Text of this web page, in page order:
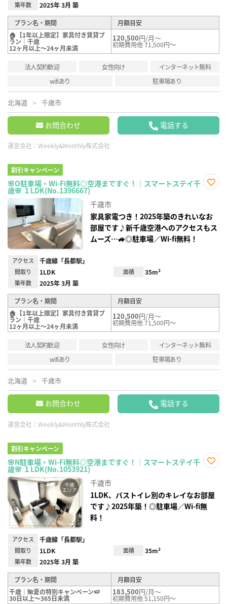
築年数 2025年 3月 築
プラン名・期間
月額目安
🏠【1年以上限定】家具付き賃貸プ
ラン｜千歳
12ヶ月以上～24ヶ月未満
120,500円/月～
初期費用他 71,500円～
法人契約歓迎 女性向け
インターネット無料
wifiあり
駐車場あり
北海道 千歳市
お問合わせ 電話する
運営会社： Weekly&Monthly株式会社
割引キャンペーン
🌸O駐車場・Wi-Fi無料◎空港まですぐ！｜スマートステイ千
歳🌸 １LDK(No.1396667)
録
千歳市
家具家電つき！2025年築のきれいなお
部屋です♪新千歳空港へのアクセスもス
ムーズ…🚙◎駐車場／Wi-fi無料！
アクセス 千歳線「長都駅」
間取り 1LDK 面積 35m²
築年数 2025年 3月 築
プラン名・期間
月額目安
🏠【1年以上限定】家具付き賃貸プ
ラン｜千歳
12ヶ月以上～24ヶ月未満
120,500円/月～
初期費用他 71,500円～
法人契約歓迎 女性向け
インターネット無料
wifiあり
駐車場あり
北海道 千歳市
お問合わせ 電話する
運営会社： Weekly&Monthly株式会社
割引キャンペーン
🌸N駐車場・Wi-Fi無料◎空港まですぐ！｜スマートステイ千
歳🌸 １LDK(No.1053921)
録
千歳市
1LDK、バストイレ別のキレイなお部屋
です♪2025年築！◎駐車場／Wi-fi無
料！
アクセス 千歳線「長都駅」
間取り 1LDK 面積 35m²
築年数 2025年 3月 築
プラン名・期間
月額目安
千歳｜🌺夏の特別キャンペーン🍉
30日以上～365日未満
183,500円/月～
初期費用他 51,150円～